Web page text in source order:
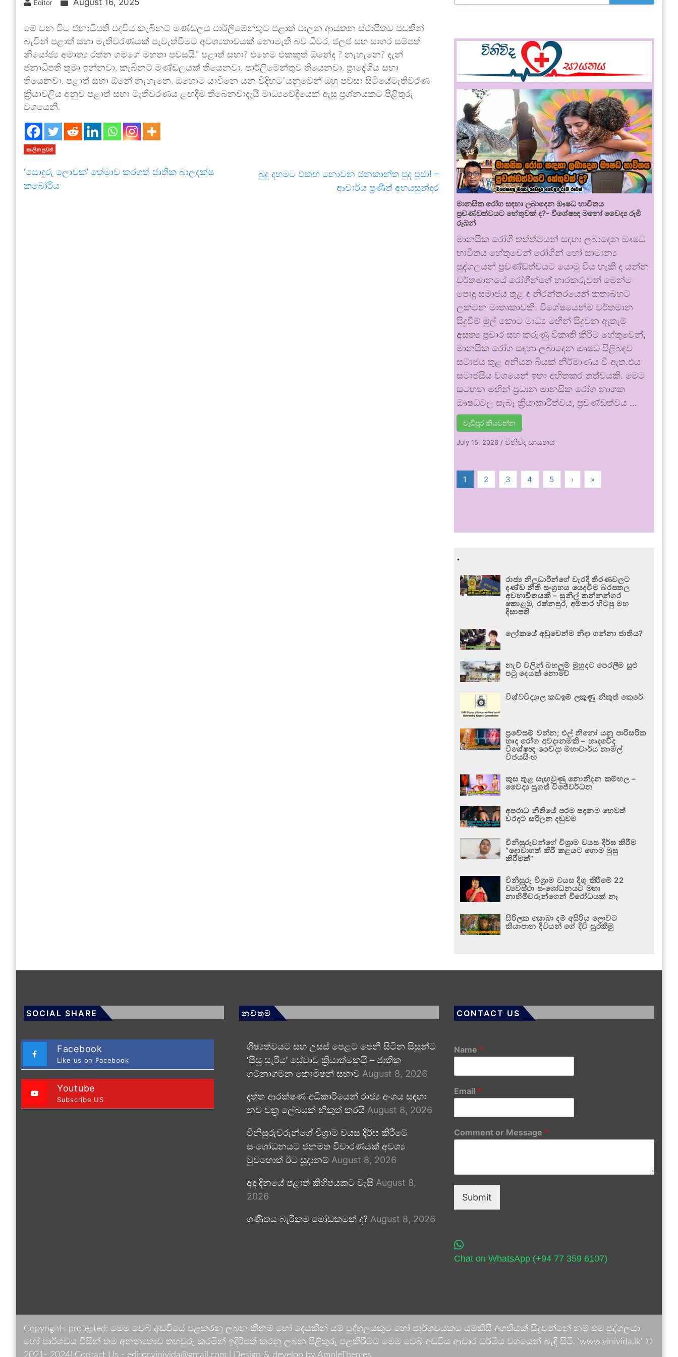
Editor August 16, 2025
මේ වන විට ජනාධිපති පදවිය කැබිනට් මණ්ඩලය පාර්ලිමේන්තුව පළාත් පාලන ආයතන ස්ථාපිතව පවතින්
බැවින් පළාත් සභා මැතිවරණයක් පැවැත්වීමට අවශ්‍යතාවයක් නොමැති බව ධීවර, ජලජ සහ සාගර සම්පත්
නියෝජ්‍ය අමාත්‍ය රත්න ගමගේ මහතා පවසයි.“ පළාත් සභා? එහෙම එකකුත් ඕනේද ? නැහැනෙ? දැන්
ජනාධිපති තුමා ඉන්නවා, කැබිනට් මණ්ඩලයක් තියෙනවා. පාර්ලිමේන්තුව තියෙනවා. ප්‍රාදේශිය සභා
තියෙනවා. පළාත් සභා ඕනේ නැහැනෙ. ඔහොම යාවිනෙ යන විදිහට”යනුවෙන් ඔහු පවසා සිටියේමැතිවරණ
ක්‍රියාවලිය අනුව පළාත් සහා මැතිවරණය ළඟදීම තිබෙනවාදැයි මාධ්‍යවේදීයෙක් ඇසූ ප්‍රශ්නයකට පිළිතුරු
වශයෙනි.
කාලීන පුවත්
‘සොඳුරු ලොවක්’ තේමාව කරගත් ජාතික බාලදක්ෂ
කබෝරිය
බුදු දහමට එකඟ නොවන ජනකාන්ත පුද පූජා! –
ආචාර්ය ප්‍රණීත් අභයසුන්දර
මානසික රෝග සඳහා ලබාදෙන ඖෂධ භාවිතය
ප්‍රචණ්ඩත්වයට හේතුවක් ද?- විශේෂඥ මනෝ වෛද්‍ය රූමි
රූබන්
මානසික රෝගී තත්ත්වයන් සඳහා ලබාදෙන ඖෂධ
භාවිතය හේතුවෙන් රෝගීන් හෝ සාමාන්‍ය
පුද්ගලයන් ප්‍රචණ්ඩත්වයට යොමු විය හැකි ද යන්න
වර්තමානයේ රෝගීන්ගේ භාරකරුවන් මෙන්ම
පොදු සමාජය තුළ ද නිරන්තරයෙන් කතාබහට
ලක්වන මාතෘකාවකි. විශේෂයෙන්ම වර්තමාන
සිදුවීම් මුල් කොට මාධ්‍ය මඟින් සිදුවන ඇතැම්
අසත්‍ය ප්‍රචාර සහ කරුණු විකෘති කිරීම් හේතුවෙන්,
මානසික රෝග සඳහා ලබාදෙන ඖෂධ පිළිබඳව
සමාජය තුළ අනියත බියක් නිර්මාණය වී ඇත.එය
සමාජයීය වශයෙන් ඉතා අහිතකර තත්වයකි. මෙම
සටහන මඟින් ප්‍රධාන මානසික රෝග නාශක
ඖෂධවල සැබෑ ක්‍රියාකාරීත්වය, ප්‍රචණ්ඩත්වය …
වැඩිපුර කියවන්න
July 15, 2026 /විනිවිද සායනය
1 2 3 4 5 › »
.
රාජ්‍ය නිලධාරීන්ගේ වැරදි තීරණවලට
දණ්ඩ නීති සංග්‍රහය යෙදවීම බරපතල
අවභාවිතයකි – සුනිල් කන්නන්ගර
කොළඹ, රත්නපුර, අම්පාර හිටපු මහ
දිසාපති
ලෝකයේ අඩුවෙන්ම නිදා ගන්නා ජාතිය?
නැව් වලින් බහලුම් මුහුදට පෙරලීම සුළු
පටු දෙයක් නොවේ
විශ්වවිද්‍යාල කඩඉම් ලකුණු නිකුත් කෙරේ
ප්‍රවේසම් වන්න; එල් නිනෝ යනු පාරිසරික
හෘද රෝග අවදානමකි – හෘදවේද
විශේෂඥ වෛද්‍ය මහාචාර්ය නාමල්
විජයසිංහ
කුස තුළ සැඟවුණු නොනිදන කම්හල –
වෛද්‍ය සුගත් විජේවර්ධන
අපරාධ නීතියේ පරම පදනම හෙවත්
වරදට සරිලන දඬුවම
විනිසුරුවන්ගේ විශ්‍රාම වයස දීර්ඝ කිරීම
“දොවාගත් කිරි කළයට ගොම මුසු
කිරීමක්”
විනිසුරු විශ්‍රාම වයස දිගු කිරීමේ 22
ව්‍යවස්ථා සංශෝධනයට මහා
නාහිමිවරුන්ගෙන් විරෝධයක් නෑ
සිරිලක සොබා දම් අසිරිය ලොවට
කියාපාන දිවියන් ගේ දිවි සුරකිමු
SOCIAL SHARE
Facebook
Like us on Facebook
Youtube
Subscribe US
නවතම
ශිෂ්‍යත්වයට සහ උසස් පෙළට පෙනී සිටින සිසුන්ට
‘සිසු සැරිය’ සේවාව ක්‍රියාත්මකයි – ජාතික
ගමනාගමන කොමිෂන් සභාව August 8, 2026
දත්ත ආරක්ෂණ අධිකාරියෙන් රාජ්‍ය අංශය සඳහා
නව චක්‍ර ලේඛයක් නිකුත් කරයි August 8, 2026
විනිසුරුවරුන්ගේ විශ්‍රාම වයස දීර්ඝ කිරීමේ
සංශෝධනයට ජනමත විචාරණයක් අවශ්‍ය
වුවහොත් ඊට සූදානම් August 8, 2026
අද දිනයේ පළාත් කිහිපයකට වැසි August 8,
2026
ගණිතය බැරිකම මෝඩකමක් ද? August 8, 2026
CONTACT US
Name *
Email *
Comment or Message *
Submit
Chat on WhatsApp (+94 77 359 6107)
Copyrights protected: මෙම වෙබ් අඩවියේ පළකරනු ලබන කිනම් හෝ දෙයකින් යම් පුද්ගලයකුට හෝ පාර්ශවයකට යම්කිසි අගතියක් සිදුවන්නේ නම් එම පුද්ගලයා
හෝ පාර්ශවය විසින් තම අනන්‍යතාව තහවුරු කරමින් ඉදිරිපත් කරනු ලබන පිළිතුරු පළකිරීමට මෙම වෙබ් අඩවිය ආචාර ධර්මීය වශයෙන් බැඳී සිටී. 'www.vinivida.lk' ©
2021- 2024| Contact Us - editor.vinivida@gmail.com |
Design & develop by AmpleThemes